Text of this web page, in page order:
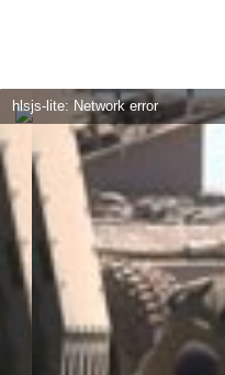
hlsjs-lite: Network error